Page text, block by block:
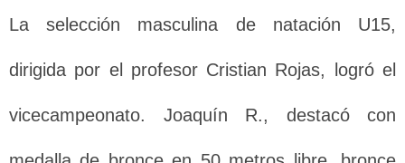
La selección masculina de natación U15,
dirigida por el profesor Cristian Rojas, logró el
vicecampeonato. Joaquín R., destacó con